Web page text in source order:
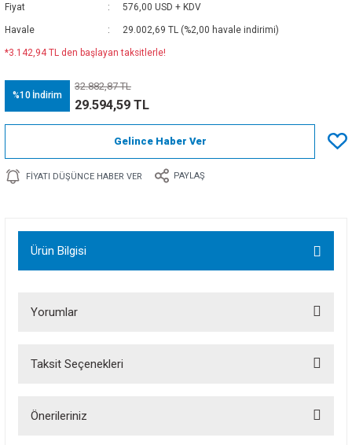
Fiyat 576,00 USD + KDV
Havale 29.002,69 TL (%2,00 havale indirimi)
*3.142,94 TL den başlayan taksitlerle!
%10 İndirim
32.882,87 TL
29.594,59 TL
Gelince Haber Ver
FIYATI DÜŞÜNCE HABER VER PAYLAŞ
Ürün Bilgisi
Yorumlar
Taksit Seçenekleri
Önerileriniz